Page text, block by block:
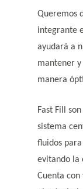
Queremos
integrante
ayudará a
mantener y
manera
Fast Fill
sistema
fluidos
evitando la
Cuenta con